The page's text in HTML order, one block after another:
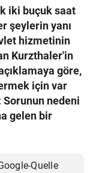
iki buçuk saat
şeylerin yanı
hizmetinin
Kurzthaler'in
göre,
için var
Sorunun nedeni
gelen bir
Quelle